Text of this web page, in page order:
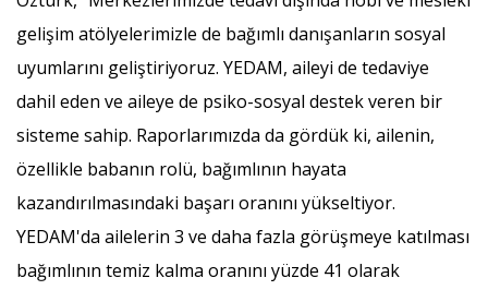
gelişim atölyelerimizle de bağımlı danışanların sosyal
uyumlarını geliştiriyoruz. YEDAM, aileyi de tedaviye
dahil eden ve aileye de psiko-sosyal destek veren bir
sisteme sahip. Raporlarımızda da gördük ki, ailenin,
özellikle babanın rolü, bağımlının hayata
kazandırılmasındaki başarı oranını yükseltiyor.
YEDAM'da ailelerin 3 ve daha fazla görüşmeye katılması
bağımlının temiz kalma oranını yüzde 41 olarak